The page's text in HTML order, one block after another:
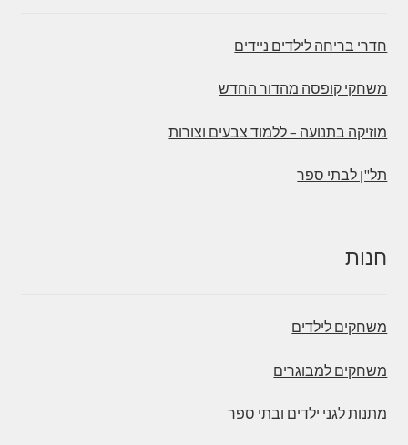
חדרי בריחה לילדים ניידים
משחקי קופסה מהדור החדש
מוזיקה בתנועה – ללמוד צבעים וצורות
תל"ן לבתי ספר
חנות
משחקים לילדים
משחקים למבוגרים
מתנות לגני ילדים ובתי ספר